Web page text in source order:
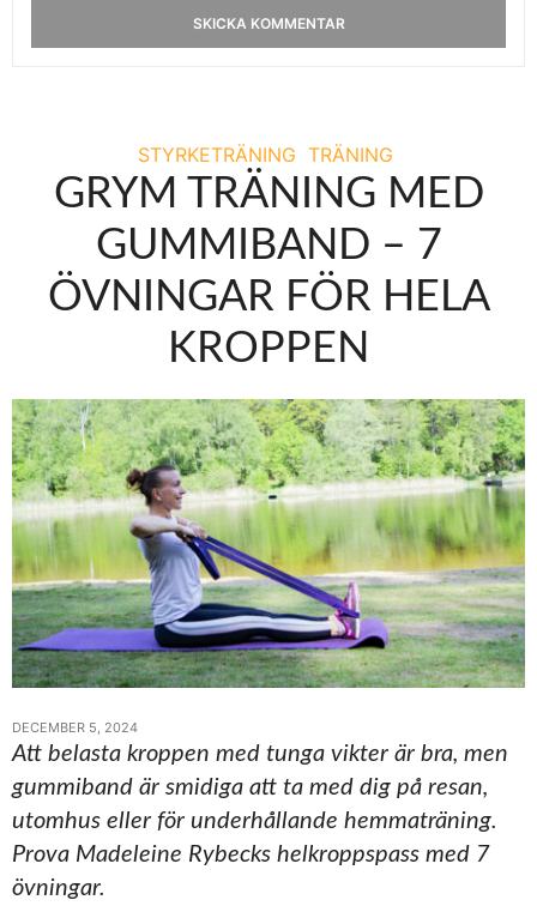
STYRKETRÄNING TRÄNING
GRYM TRÄNING MED
GUMMIBAND – 7
ÖVNINGAR FÖR HELA
KROPPEN
DECEMBER 5, 2024
Att belasta kroppen med tunga vikter är bra, men
gummiband är smidiga att ta med dig på resan,
utomhus eller för underhållande hemmaträning.
Prova Madeleine Rybecks helkroppspass med 7
övningar.